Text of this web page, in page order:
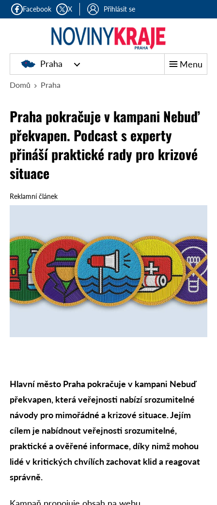
Facebook X Přihlásit se
Praha Menu
Domů Praha
Praha pokračuje v kampani Nebuď
překvapen. Podcast s experty
přináší praktické rady pro krizové
situace
Reklamní článek
Hlavní město Praha pokračuje v kampani Nebuď
překvapen, která veřejnosti nabízí srozumitelné
návody pro mimořádné a krizové situace. Jejím
cílem je nabídnout veřejnosti srozumitelné,
praktické a ověřené informace, díky nimž mohou
lidé v kritických chvílích zachovat klid a reagovat
správně.